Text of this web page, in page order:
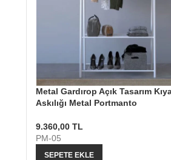
Metal Gardırop Açık Tasarım
Askılığı Metal Portmanto
9.360,00 TL
PM-05
SEPETE EKLE